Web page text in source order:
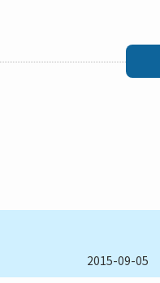
2015-09-05